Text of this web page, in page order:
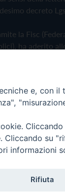
decreto Lgs.
la Fisc
ha aderito
Cookie Policy
e, con
su
informazioni
Rifiuta